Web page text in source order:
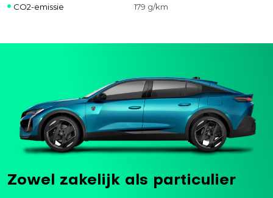
CO2-emissie
179 g/km
Zowel zakelijk als particulier